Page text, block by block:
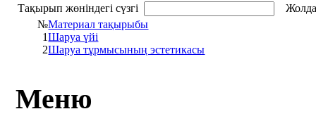
Тақырып жөніндегі сүзгі
№Материал тақырыбы
1Шаруа үйі
2Шаруа тұрмысының эстетикасы
Меню